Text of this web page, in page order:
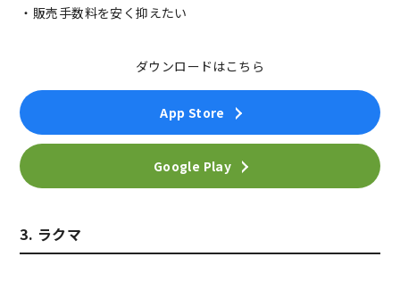
・販売手数料を安く抑えたい
ダウンロードはこちら
App Store
Google Play
3. ラクマ